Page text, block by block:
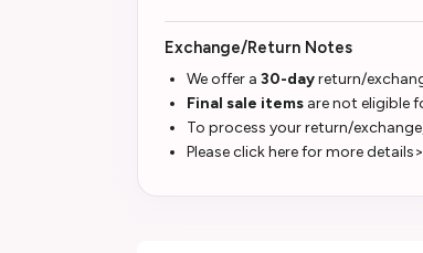
Exchange/Return Notes
We offer a 30-dayreturn/
Final sale items are not eligible
To process your return/
Please click here for more